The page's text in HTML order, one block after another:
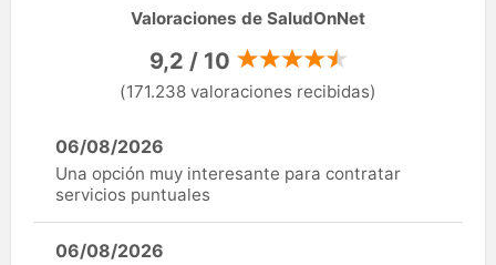
Valoraciones de SaludOnNet
9,2 / 10
(171.238 valoraciones recibidas)
06/08/2026
Una opción muy interesante para contratar
servicios puntuales
06/08/2026